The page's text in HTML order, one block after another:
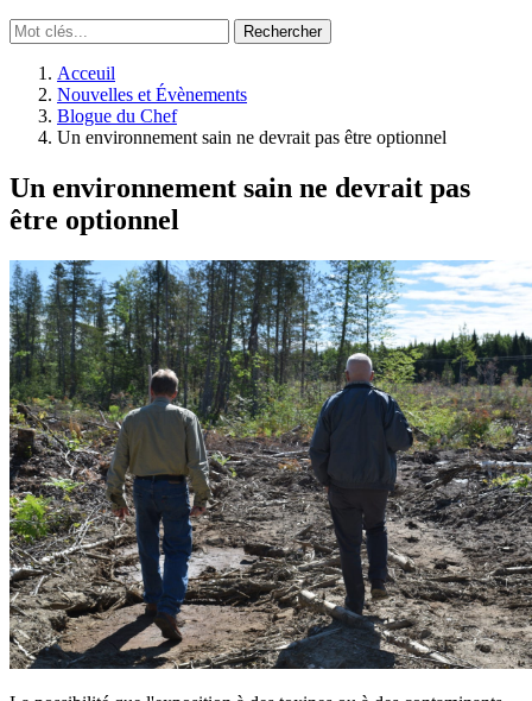
Acceuil
Nouvelles et Évènements
Blogue du Chef
Un environnement sain ne devrait pas être optionnel
Un environnement sain ne devrait pas
être optionnel